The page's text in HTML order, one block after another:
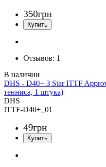
350грн
Отзывов: 1
DHS - D40+ 3 Star ITTF
тенниса, 1 штука)
DHS
ITTF-D40+_01
49грн